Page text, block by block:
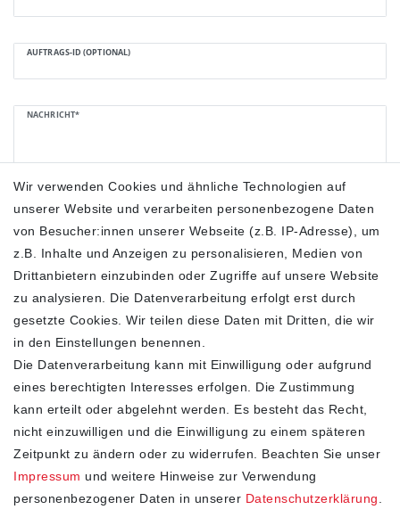
AUFTRAGS-ID (OPTIONAL)
NACHRICHT*
* Hierbei handelt es sich um ein Pflichtfeld.
Kopie an mich
Hiermit bestätige ich, dass ich die Daten­schutz­erklärung
gelesen habe.
Kontakt
Honig
Anfrage senden
Wir verwenden Cookies und ähnliche Technologien auf
unserer Website und verarbeiten personenbezogene Daten
von Besucher:innen unserer Webseite (z.B. IP-Adresse), um
z.B. Inhalte und Anzeigen zu personalisieren, Medien von
Drittanbietern einzubinden oder Zugriffe auf unsere Website
zu analysieren. Die Datenverarbeitung erfolgt erst durch
gesetzte Cookies. Wir teilen diese Daten mit Dritten, die wir
in den Einstellungen benennen.
Die Datenverarbeitung kann mit Einwilligung oder aufgrund
eines berechtigten Interesses erfolgen. Die Zustimmung
kann erteilt oder abgelehnt werden. Es besteht das Recht,
nicht einzuwilligen und die Einwilligung zu einem späteren
Zeitpunkt zu ändern oder zu widerrufen. Beachten Sie unser
Impressum und weitere Hinweise zur Verwendung
personenbezogener Daten in unserer Daten­schutz­erklärung